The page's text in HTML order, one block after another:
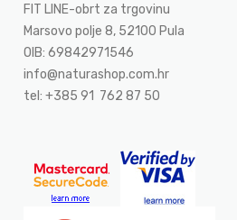
FIT LINE-obrt za trgovinu
Marsovo polje 8, 52100 Pula
OIB: 69842971546
info@naturashop.com.hr
tel: +385 91 762 87 50